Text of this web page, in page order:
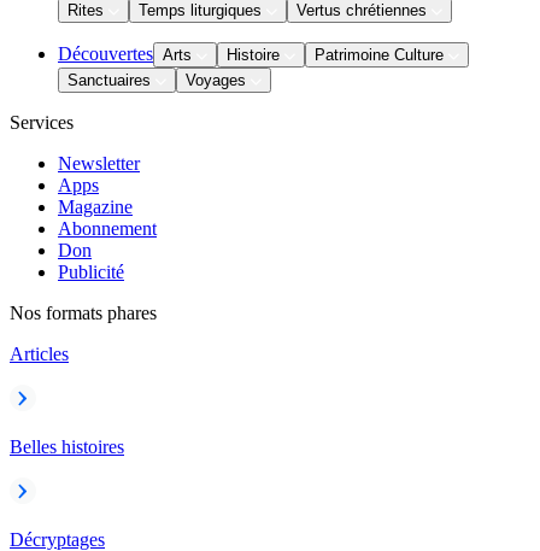
Rites
Temps liturgiques Vertus chrétiennes
Découvertes Arts Histoire
Patrimoine Culture
Sanctuaires
Voyages
Services
Newsletter
Apps
Magazine
Abonnement
Don
Publicité
Nos formats phares
Articles
Belles histoires
Décryptages